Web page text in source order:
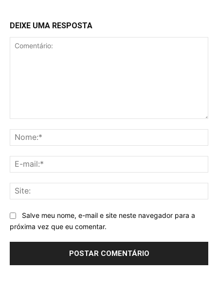
DEIXE UMA RESPOSTA
Salve meu nome, e-mail e site neste navegador para a
próxima vez que eu comentar.